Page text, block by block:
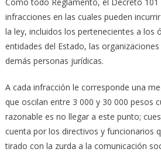
infracciones en las cuales pueden
la ley, incluidos los pertenecientes a los
entidades del Estado, las
demás personas jurídicas.
A cada infracción le corresponde una
que oscilan entre 3 000 y 30 000 pesos
razonable es no llegar a este punto;
cuenta por los directivos y funcionarios
tirado con la zurda a la comunicación